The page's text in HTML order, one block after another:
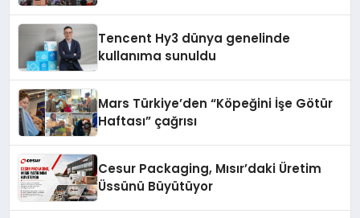
Tencent Hy3 dünya genelinde
kullanıma sunuldu
Mars Türkiye’den “Köpeğini İşe Götür
Haftası” çağrısı
Cesur Packaging, Mısır’daki Üretim
Üssünü Büyütüyor